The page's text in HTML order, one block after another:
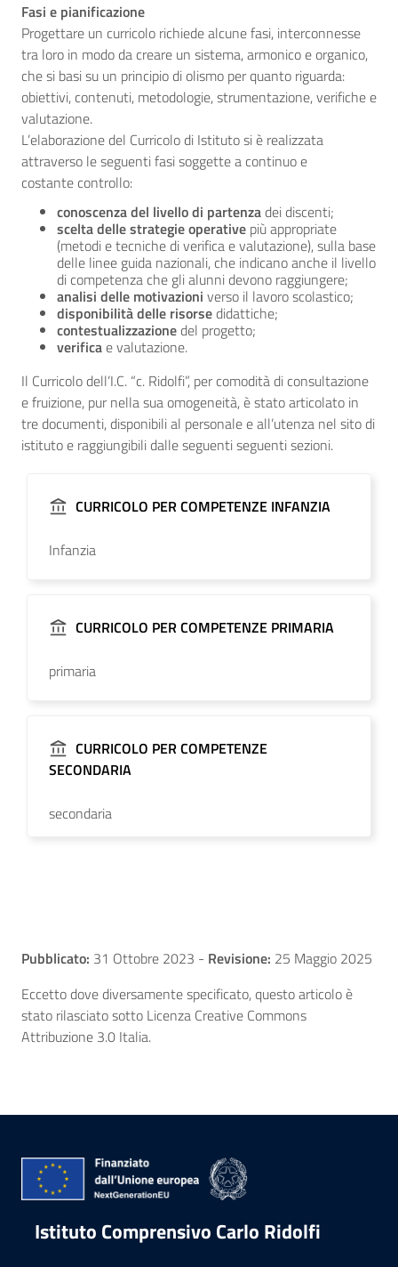
Fasi e pianificazione
Progettare un curricolo richiede alcune fasi, interconnesse
tra loro in modo da creare un sistema, armonico e organico,
che si basi su un principio di olismo per quanto riguarda:
obiettivi, contenuti, metodologie, strumentazione, verifiche e
valutazione.
L’elaborazione del Curricolo di Istituto si è realizzata
attraverso le seguenti fasi soggette a continuo e
costante controllo:
conoscenza del livello di partenzadei discenti;
scelta delle strategie operative più appropriate
(metodi e tecniche di verifica e valutazione), sulla base
delle linee guida nazionali, che indicano anche il livello
di competenza che gli alunni devono raggiungere;
analisi delle motivazioni verso il lavoro scolastico;
disponibilità delle risorsedidattiche;
contestualizzazionedel progetto;
verificae valutazione.
Il Curricolo dell’I.C. “c. Ridolfi”, per comodità di consultazione
e fruizione, pur nella sua omogeneità, è stato articolato in
tre documenti, disponibili al personale e all’utenza nel sito di
istituto e raggiungibili dalle seguenti seguenti sezioni.
CURRICOLO PER COMPETENZE INFANZIA
Infanzia
CURRICOLO PER COMPETENZE PRIMARIA
primaria
CURRICOLO PER COMPETENZE
SECONDARIA
secondaria
Pubblicato: 31 Ottobre 2023 - Revisione: 25 Maggio 2025
Eccetto dove diversamente specificato, questo articolo è
stato rilasciato sotto Licenza Creative Commons
Attribuzione 3.0 Italia.
Istituto Comprensivo Carlo Ridolfi